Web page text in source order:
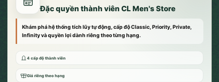
Đặc quyền thành viên CL Men's Store
Khám phá hệ thống tích lũy tự động, cấp độ Classic, Priority, Private,
Infinity và quyền lợi dành riêng theo từng hạng.
4 cấp độ thành viên
Giá riêng theo hạng